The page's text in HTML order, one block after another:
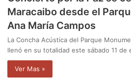
Maracaibo desde el
Ana María Campos
La Concha Acústica del Parque
llenó en su totalidad este sábado 11 de
Ver Mas »